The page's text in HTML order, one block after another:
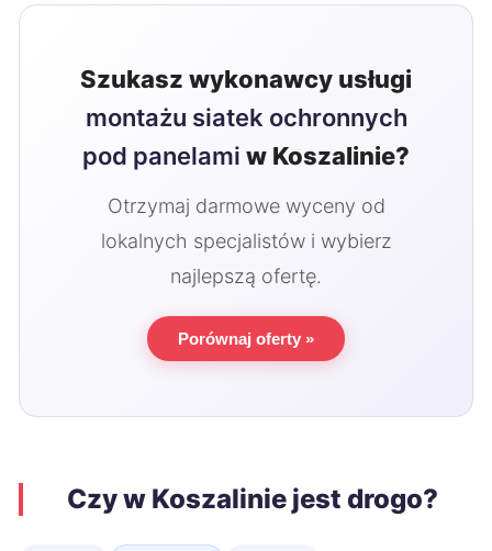
Szukasz wykonawcy usługi
montażu siatek ochronnych
pod panelami w Koszalinie?
Otrzymaj darmowe wyceny od
lokalnych specjalistów i wybierz
najlepszą ofertę.
Porównaj oferty »
Czy w Koszalinie jest drogo?